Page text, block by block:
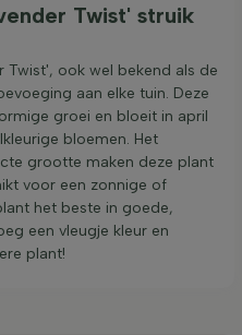
Twist' struik
Twist', ook wel bekend als de
aan elke tuin. Deze
groei en bloeit in april
bloemen. Het
grootte maken deze plant
voor een zonnige of
het beste in goede,
een vleugje kleur en
plant!